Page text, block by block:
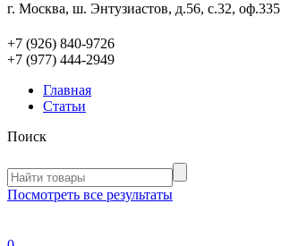
г. Москва, ш. Энтузиастов, д.56, с.32, оф.335
+7 (926) 840-9726
+7 (977) 444-2949
Главная
Статьи
Поиск
Посмотреть все результаты